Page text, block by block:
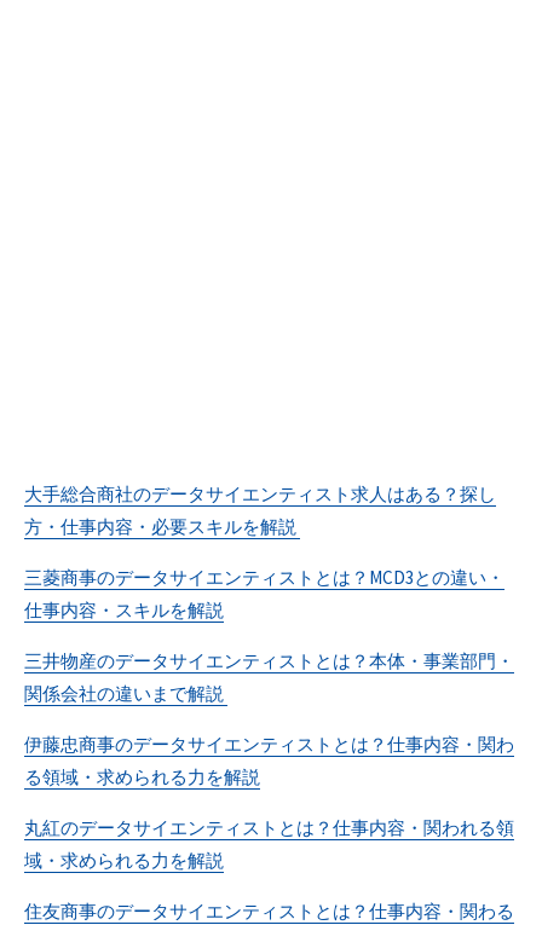
大手総合商社のデータサイエンティスト求人はある？探し
方・仕事内容・必要スキルを解説
三菱商事のデータサイエンティストとは？MCD3との違い・
仕事内容・スキルを解説
三井物産のデータサイエンティストとは？本体・事業部門・
関係会社の違いまで解説
伊藤忠商事のデータサイエンティストとは？仕事内容・関わ
る領域・求められる力を解説
丸紅のデータサイエンティストとは？仕事内容・関われる領
域・求められる力を解説
住友商事のデータサイエンティストとは？仕事内容・関わる